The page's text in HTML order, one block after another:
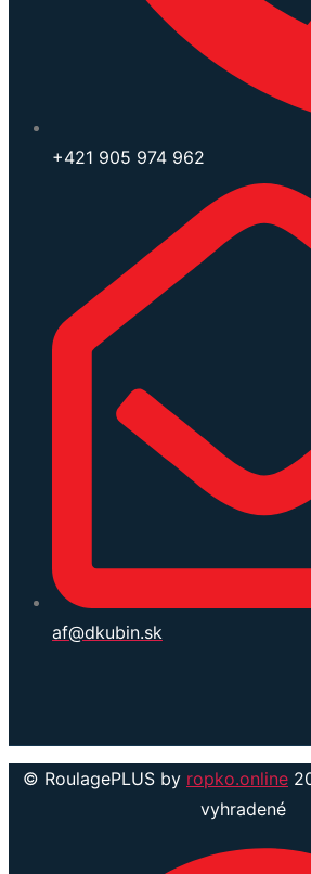
+421 905 974 962
af@dkubin.sk
© RoulagePLUS by ropko.online
vyhradené